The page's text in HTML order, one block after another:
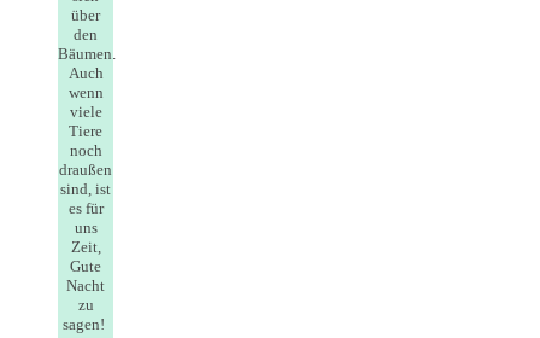
über
den
Bäumen.
Auch
wenn
viele
Tiere
noch
draußen
sind, ist
es für
uns
Zeit,
Gute
Nacht
zu
sagen!